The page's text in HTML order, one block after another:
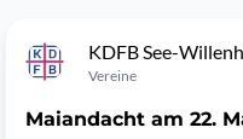
KDFB See-
Vereine
Maiandacht am 22.